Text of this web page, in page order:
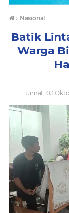
› Nasional
Batik
Warga
Jumat, 03